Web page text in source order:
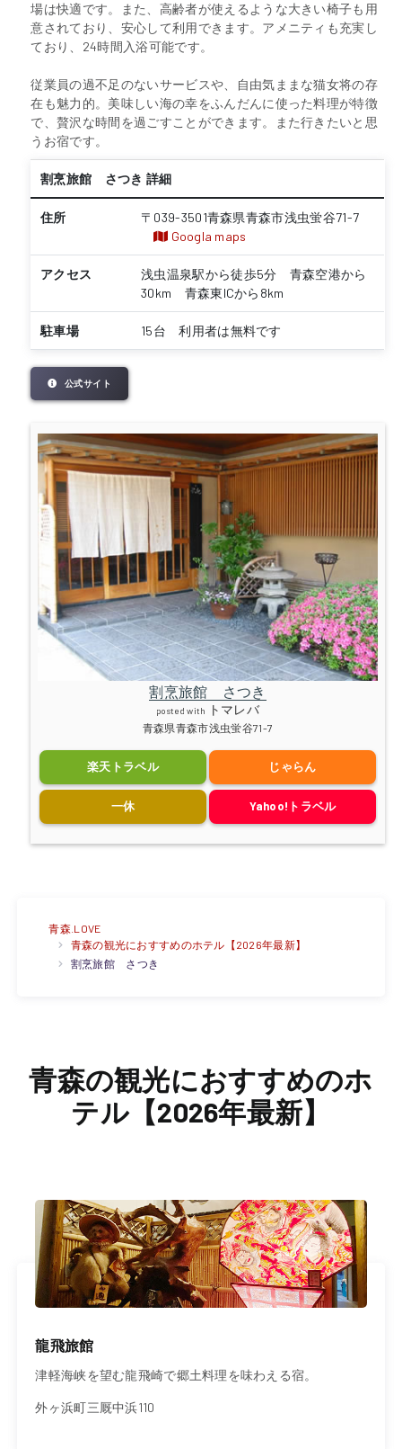
場は快適です。また、高齢者が使えるような大きい椅子も用
意されており、安心して利用できます。アメニティも充実し
ており、24時間入浴可能です。
従業員の過不足のないサービスや、自由気ままな猫女将の存
在も魅力的。美味しい海の幸をふんだんに使った料理が特徴
で、贅沢な時間を過ごすことができます。また行きたいと思
うお宿です。
割烹旅館 さつき 詳細
住所
〒039-3501青森県青森市浅虫蛍谷71-7
Googla maps
アクセス
浅虫温泉駅から徒歩5分 青森空港から
30km 青森東ICから8km
駐車場 15台 利用者は無料です
公式サイト
割烹旅館 さつき
posted with トマレバ
青森県青森市浅虫蛍谷71-7
楽天トラベル じゃらん
一休 Yahoo!トラベル
青森.LOVE
青森の観光におすすめのホテル【2026年最新】
割烹旅館 さつき
青森の観光におすすめのホ
テル【2026年最新】
龍飛旅館
津軽海峡を望む龍飛崎で郷土料理を味わえる宿。
外ヶ浜町三厩中浜110